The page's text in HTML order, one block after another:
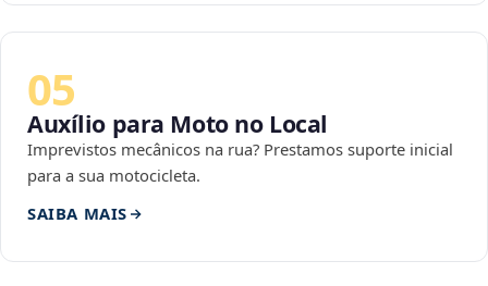
05
Auxílio para Moto no Local
Imprevistos mecânicos na rua? Prestamos suporte inicial
para a sua motocicleta.
SAIBA MAIS